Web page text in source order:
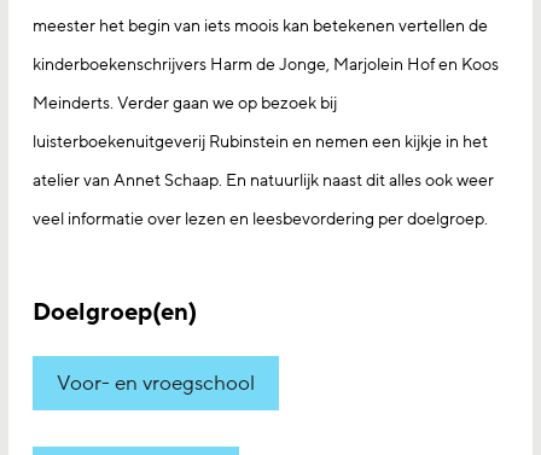
meester het begin van iets moois kan betekenen vertellen de
kinderboekenschrijvers Harm de Jonge, Marjolein Hof en Koos
Meinderts. Verder gaan we op bezoek bij
luisterboekenuitgeverij Rubinstein en nemen een kijkje in het
atelier van Annet Schaap. En natuurlijk naast dit alles ook weer
veel informatie over lezen en leesbevordering per doelgroep.
Doelgroep(en)
Voor- en vroegschool